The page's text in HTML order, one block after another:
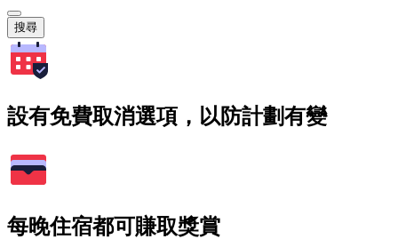
搜尋
設有免費取消選項，以防計劃有變
每晚住宿都可賺取獎賞